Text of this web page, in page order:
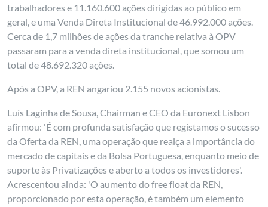
trabalhadores e 11.160.600 ações dirigidas ao público em
geral, e uma Venda Direta Institucional de 46.992.000 ações.
Cerca de 1,7 milhões de ações da tranche relativa à OPV
passaram para a venda direta institucional, que somou um
total de 48.692.320 ações.
Após a OPV, a REN angariou 2.155 novos acionistas.
Luís Laginha de Sousa, Chairman e CEO da Euronext Lisbon
afirmou: 'É com profunda satisfação que registamos o sucesso
da Oferta da REN, uma operação que realça a importância do
mercado de capitais e da Bolsa Portuguesa, enquanto meio de
suporte às Privatizações e aberto a todos os investidores'.
Acrescentou ainda: 'O aumento do free float da REN,
proporcionado por esta operação, é também um elemento